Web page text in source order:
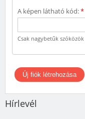
A képen látható kód:*
Csak nagybetűk
Hírlevél